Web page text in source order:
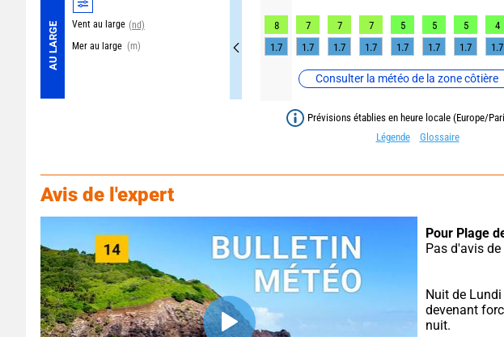
AU LARGE Vent au large (nd)
Mer au large (m)
Consulter la météo de la zone côtière
8 7 7 7 5 5 5 4
1.7
1.7 1.7 1.7 1.7 1.7 1.7 1.7
Prévisions établies en heure locale (Europe/
Légende
Glossaire
Avis de l'expert
Pour Plage
Pas d'avis
Nuit de
devenant
nuit.